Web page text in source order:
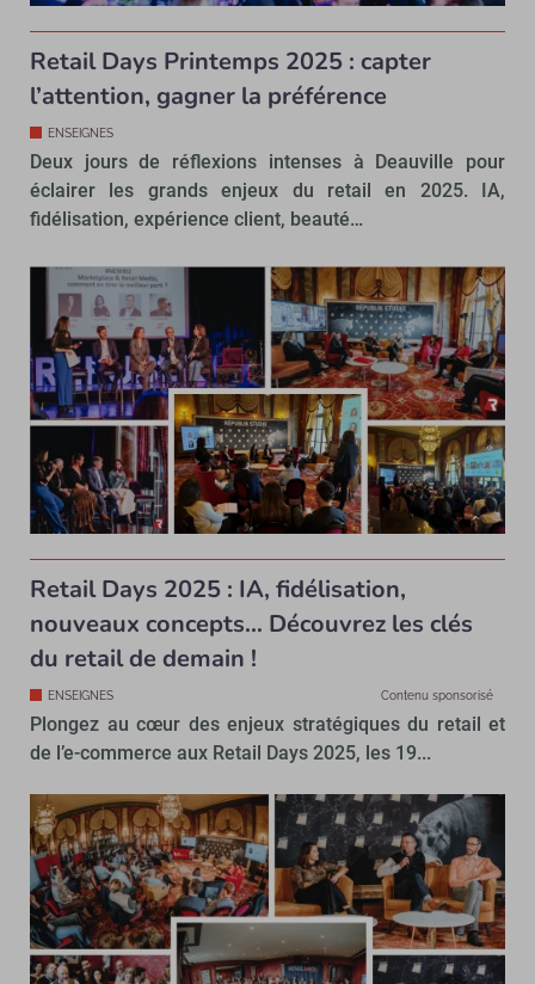
Retail Days Printemps 2025 : capter
l’attention, gagner la préférence
ENSEIGNES
Deux jours de réflexions intenses à Deauville pour
éclairer les grands enjeux du retail en 2025. IA,
fidélisation, expérience client, beauté…
Retail Days 2025 : IA, fidélisation,
nouveaux concepts… Découvrez les clés
du retail de demain !
ENSEIGNES Contenu sponsorisé
Plongez au cœur des enjeux stratégiques du retail et
de l’e-commerce aux Retail Days 2025, les 19...